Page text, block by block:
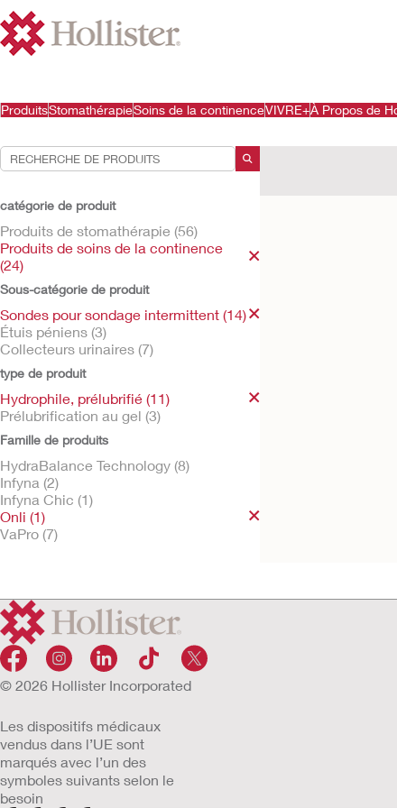
ProduitsStomathérapieSoins de la continenceVIVRE+À Propos de
catégorie de produit
Produits de stomathérapie (56)
Produits de soins de la continence
(24)
Sous-catégorie de produit
Sondes pour sondage intermittent (14)
Étuis péniens (3)
Collecteurs urinaires (7)
type de produit
Hydrophile, prélubrifié (11)
Prélubrification au gel (3)
Famille de produits
HydraBalance Technology (8)
Infyna (2)
Infyna Chic (1)
Onli (1)
VaPro (7)
Produits de soins de
© 2026 Hollister Incorporated
Les dispositifs médicaux
vendus dans l’UE sont
marqués avec l’un des
symboles suivants selon le
besoin